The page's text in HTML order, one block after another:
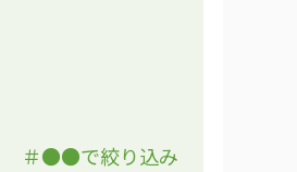
＃●●で絞り込み